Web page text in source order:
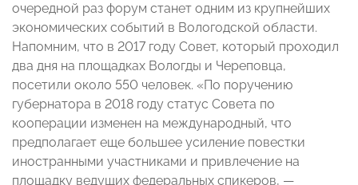
очередной раз форум станет одним из крупнейших
экономических событий в Вологодской области.
Напомним, что в 2017 году Совет, который проходил
два дня на площадках Вологды и Череповца,
посетили около 550 человек. «По поручению
губернатора в 2018 году статус Совета по
кооперации изменен на международный, что
предполагает еще большее усиление повестки
иностранными участниками и привлечение на
площадку ведущих федеральных спикеров, —